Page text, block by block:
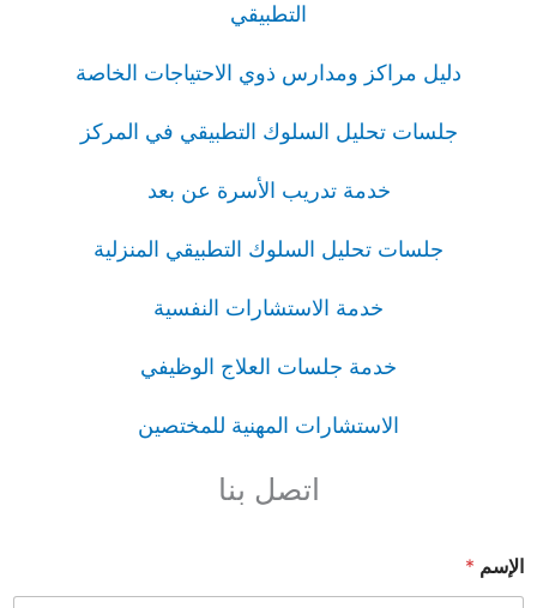
التطبيقي
دليل مراكز ومدارس ذوي الاحتياجات الخاصة
جلسات تحليل السلوك التطبيقي في المركز
خدمة تدريب الأسرة عن بعد
جلسات تحليل السلوك التطبيقي المنزلية
خدمة الاستشارات النفسية
خدمة جلسات العلاج الوظيفي
الاستشارات المهنية للمختصين
اتصل بنا
الإسم *